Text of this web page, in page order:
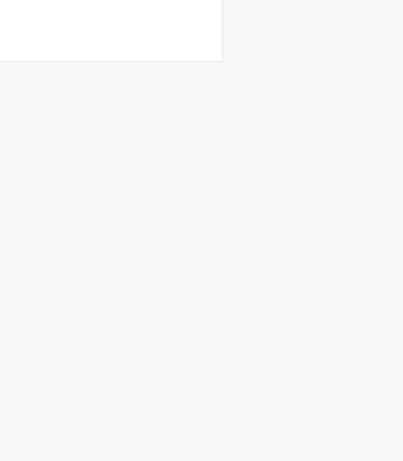
naar waarheid en oplossing voor wereldproblemen